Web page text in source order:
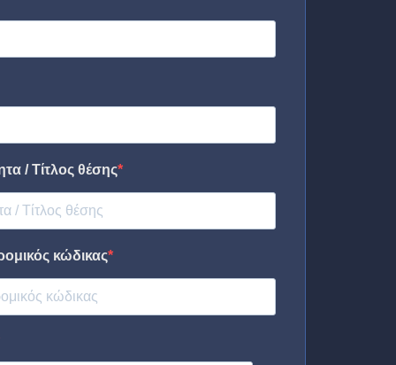
/ Τίτλος θέσης
κώδικας